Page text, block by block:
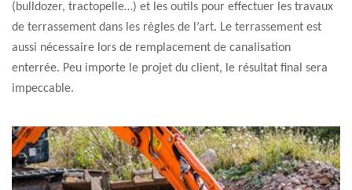
(bulldozer, tractopelle…) et les outils pour effectuer les travaux
de terrassement dans les règles de l’art. Le terrassement est
aussi nécessaire lors de remplacement de canalisation
enterrée. Peu importe le projet du client, le résultat final sera
impeccable.